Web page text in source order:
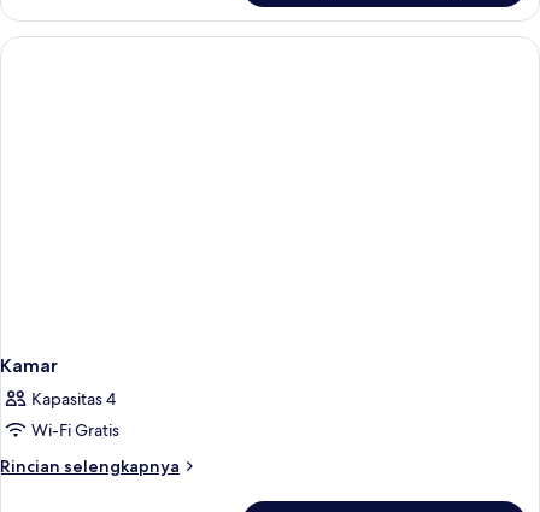
Kamar
Kamar
Kapasitas 4
Wi-Fi Gratis
Rincian selengkapnya
Rincian